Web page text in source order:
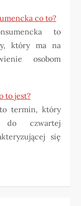
co to?
to
który ma na
osobom
to jest?
to termin, który
czwartej
się